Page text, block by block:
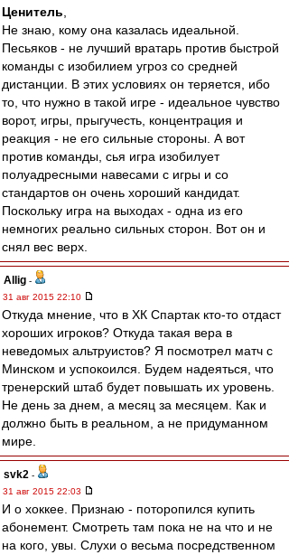
Ценитель
Не знаю, кому она казалась идеальной.
Песьяков - не лучший вратарь против быстрой
команды с изобилием угроз со средней
дистанции. В этих условиях он теряется, ибо
то, что нужно в такой игре - идеальное чувство
ворот, игры, прыгучесть, концентрация и
реакция - не его сильные стороны. А вот
против команды, сья игра изобилует
полуадресными навесами с игры и со
стандартов он очень хороший кандидат.
Поскольку игра на выходах - одна из его
немногих реально сильных сторон. Вот он и
снял вес верх.
Allig -
31 авг 2015 22:10
Откуда мнение, что в ХК Спартак кто-то отдаст
хороших игроков? Откуда такая вера в
неведомых альтруистов? Я посмотрел матч с
Минском и успокоился. Будем надеяться, что
тренерский штаб будет повышать их уровень.
Не день за днем, а месяц за месяцем. Как и
должно быть в реальном, а не придуманном
мире.
svk2 -
31 авг 2015 22:03
И о хоккее. Признаю - поторопился купить
абонемент. Смотреть там пока не на что и не
на кого, увы. Слухи о весьма посредственном